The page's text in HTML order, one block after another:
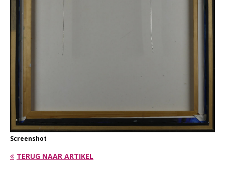
Screenshot
TERUG NAAR ARTIKEL